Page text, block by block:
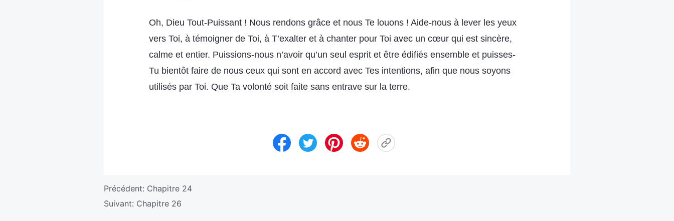
Oh, Dieu Tout-Puissant ! Nous rendons grâce et nous Te louons ! Aide-nous à lever les yeux
vers Toi, à témoigner de Toi, à T’exalter et à chanter pour Toi avec un cœur qui est sincère,
calme et entier. Puissions-nous n’avoir qu’un seul esprit et être édifiés ensemble et puisses-
Tu bientôt faire de nous ceux qui sont en accord avec Tes intentions, afin que nous soyons
utilisés par Toi. Que Ta volonté soit faite sans entrave sur la terre.
Précédent: Chapitre 24
Suivant: Chapitre 26